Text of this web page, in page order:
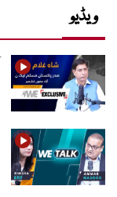
ویڈیو